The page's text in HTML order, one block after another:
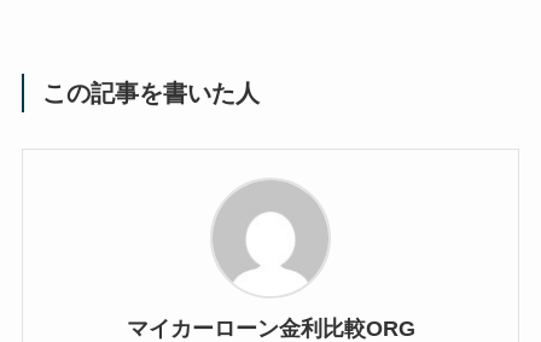
この記事を書いた人
マイカーローン金利比較ORG